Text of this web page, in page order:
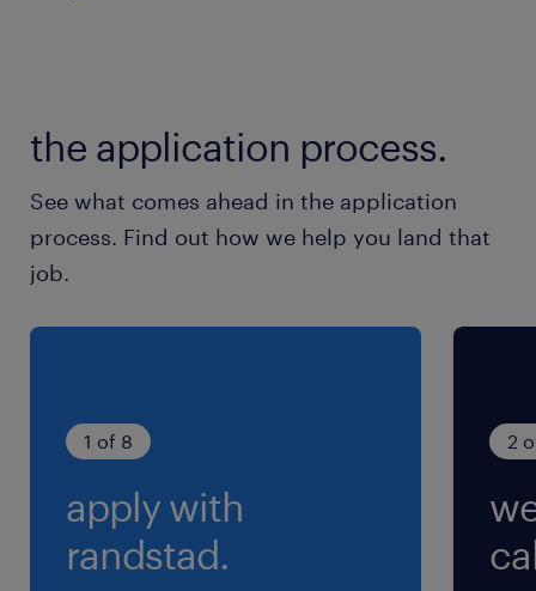
the application process.
See what comes ahead in the application
process. Find out how we help you land that
job.
1 of 8
apply with
randstad.
2